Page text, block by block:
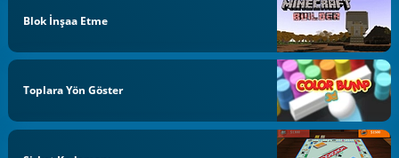
Blok İnşaa Etme
Toplara Yön Göster